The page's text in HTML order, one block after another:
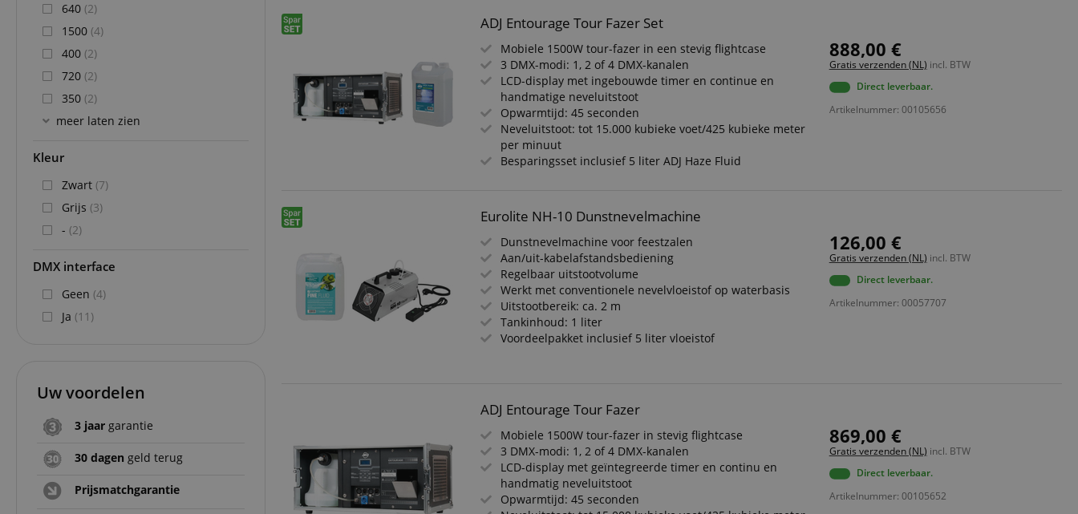
ADJ Entourage Tour Fazer Set
Mobiele 1500W tour-fazer in een stevig flightcase
3 DMX-modi: 1, 2 of 4 DMX-kanalen
LCD-display met ingebouwde timer en continue en
handmatige neveluitstoot
Opwarmtijd: 45 seconden
Neveluitstoot: tot 15.000 kubieke voet/425 kubieke meter
per minuut
Besparingsset inclusief 5 liter ADJ Haze Fluid
888,00 €
Gratis verzenden (NL) incl. BTW
Direct leverbaar.
Artikelnummer: 00105656
Eurolite NH-10 Dunstnevelmachine
Dunstnevelmachine voor feestzalen
Aan/uit-kabelafstandsbediening
Regelbaar uitstootvolume
Werkt met conventionele nevelvloeistof op waterbasis
Uitstootbereik: ca. 2 m
Tankinhoud: 1 liter
Voordeelpakket inclusief 5 liter vloeistof
126,00 €
Gratis verzenden (NL) incl. BTW
Direct leverbaar.
Artikelnummer: 00057707
ADJ Entourage Tour Fazer
Mobiele 1500W tour-fazer in stevig flightcase
3 DMX-modi: 1, 2 of 4 DMX-kanalen
LCD-display met geïntegreerde timer en continu en
handmatig neveluitstoot
Opwarmtijd: 45 seconden
869,00 €
Gratis verzenden (NL) incl. BTW
Direct leverbaar.
Artikelnummer: 00105652
640 (2)
1500 (4)
400 (2)
720 (2)
350 (2)
meer laten zien
Kleur
Zwart (7)
Grijs (3)
- (2)
DMX interface
Geen (4)
Ja (11)
Uw voordelen
3 jaar garantie
30 dagen geld terug
Prijsmatchgarantie